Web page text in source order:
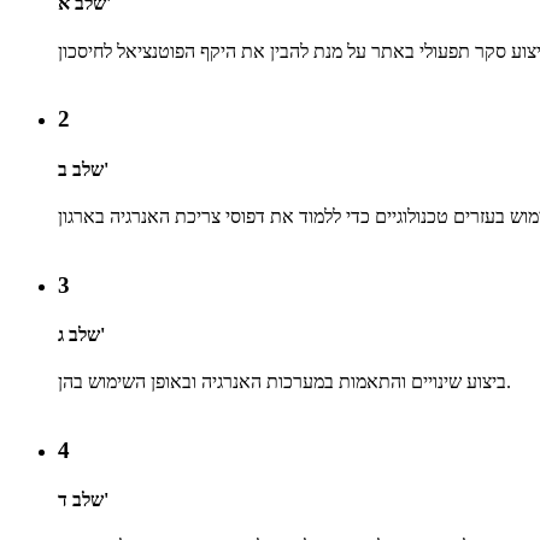
2
שלב ב'
3
שלב ג'
ביצוע שינויים והתאמות במערכות האנרגיה ובאופן השימוש בהן.
4
שלב ד'